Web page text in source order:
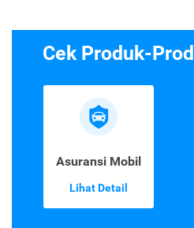
Cek Produk-
Asuransi Mobil
Lihat Detail